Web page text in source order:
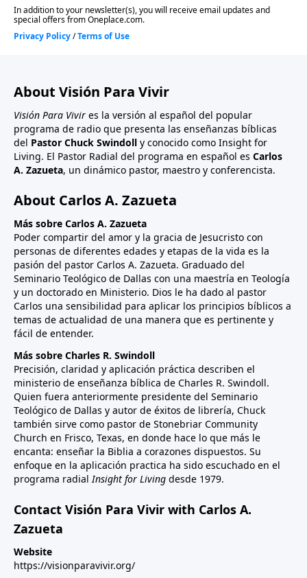
About Visión Para Vivir
Visión Para Vivir es la versión al español del popular
programa de radio que presenta las enseñanzas bíblicas
del Pastor Chuck Swindoll y conocido como Insight for
Living. El Pastor Radial del programa en español es Carlos
A. Zazueta, un dinámico pastor, maestro y conferencista.
About Carlos A. Zazueta
Más sobre Carlos A. Zazueta
Poder compartir del amor y la gracia de Jesucristo con
personas de diferentes edades y etapas de la vida es la
pasión del pastor Carlos A. Zazueta. Graduado del
Seminario Teológico de Dallas con una maestría en Teología
y un doctorado en Ministerio. Dios le ha dado al pastor
Carlos una sensibilidad para aplicar los principios bíblicos a
temas de actualidad de una manera que es pertinente y
fácil de entender.
Más sobre Charles R. Swindoll
Precisión, claridad y aplicación práctica describen el
ministerio de enseñanza bíblica de Charles R. Swindoll.
Quien fuera anteriormente presidente del Seminario
Teológico de Dallas y autor de éxitos de librería, Chuck
también sirve como pastor de Stonebriar Community
Church en Frisco, Texas, en donde hace lo que más le
encanta: enseñar la Biblia a corazones dispuestos. Su
enfoque en la aplicación practica ha sido escuchado en el
programa radialInsight for Living desde 1979.
Contact Visión Para Vivir with Carlos A.
Zazueta
Website
https://visionparavivir.org/